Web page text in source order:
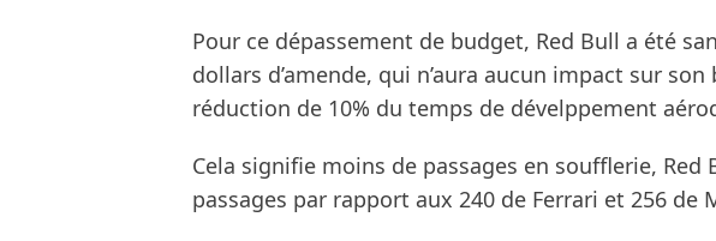
Pour ce dépassement de budget, Red Bull a été
dollars d’amende, qui n’aura aucun impact sur
réduction de 10% du temps de dévelppement
Cela signifie moins de passages en soufflerie, Red
passages par rapport aux 240 de Ferrari et 256 de